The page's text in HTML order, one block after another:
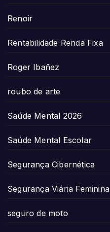
Renoir
Rentabilidade Renda Fixa
Roger Ibañez
roubo de arte
Saúde Mental 2026
Saúde Mental Escolar
Segurança Cibernética
Segurança Viária Feminina
seguro de moto